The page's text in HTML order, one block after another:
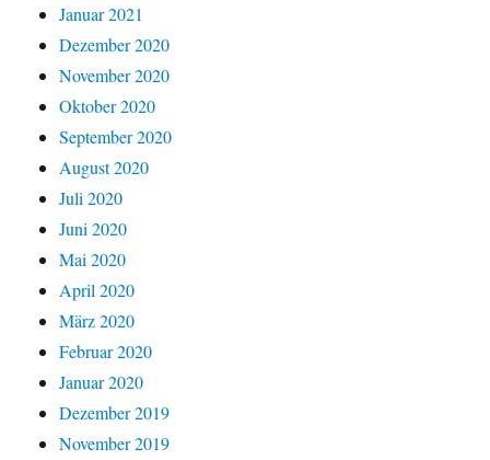
Januar 2021
Dezember 2020
November 2020
Oktober 2020
September 2020
August 2020
Juli 2020
Juni 2020
Mai 2020
April 2020
März 2020
Februar 2020
Januar 2020
Dezember 2019
November 2019